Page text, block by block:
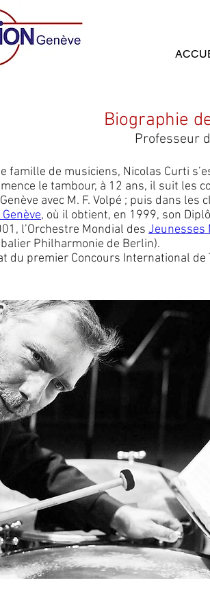
Biographie
Professeur
famille de musiciens, Nicolas Curti
le tambour, à 12 ans, il suit les
avec M. F. Volpé ; puis dans les
, où il obtient, en 1999, son
l’Orchestre Mondial des Jeunesses
Philharmonie de Berlin).
du premier Concours International de